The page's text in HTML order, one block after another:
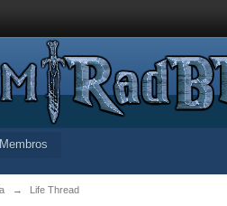
Membros
→ Life Thread